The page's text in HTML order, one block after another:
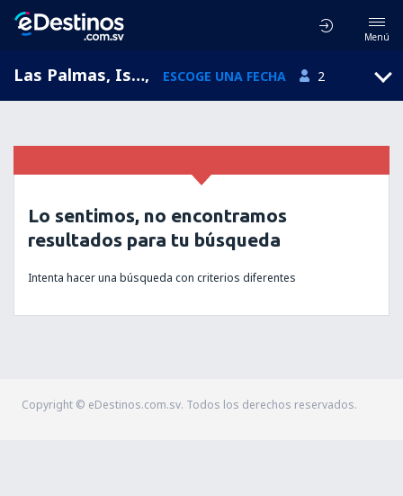
Menú
Las Palmas, Islas Canarias, España, ESCOGE UNA FECHA 2
Lo sentimos, no encontramos
resultados para tu búsqueda
Intenta hacer una búsqueda con criterios diferentes
Copyright © eDestinos.com.sv. Todos los derechos reservados.